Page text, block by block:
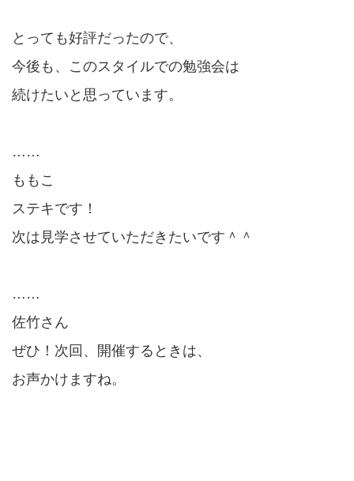
とっても好評だったので、
今後も、このスタイルでの勉強会は
続けたいと思っています。
……
ももこ
ステキです！
次は見学させていただきたいです＾＾
……
佐竹さん
ぜひ！次回、開催するときは、
お声かけますね。